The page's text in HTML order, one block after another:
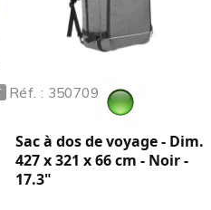
Réf. : 350709
Sac à dos de voyage - Dim.
427 x 321 x 66 cm - Noir -
17.3"